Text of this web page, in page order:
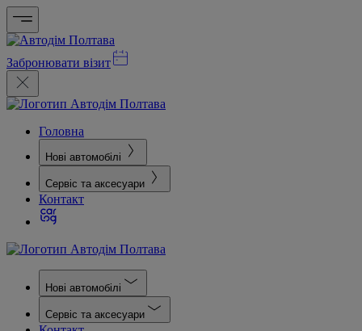
Забронювати візит
Головна
Нові автомобілі
Сервіс та аксесуари
Контакт
Нові автомобілі
Сервіс та аксесуари